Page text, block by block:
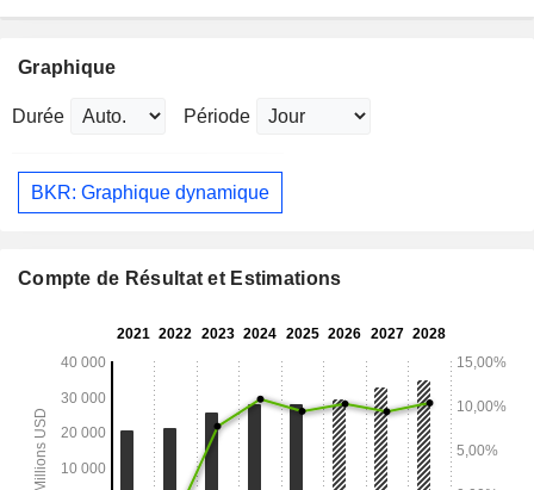
Graphique
Durée Période
BKR: Graphique dynamique
Compte de Résultat et Estimations